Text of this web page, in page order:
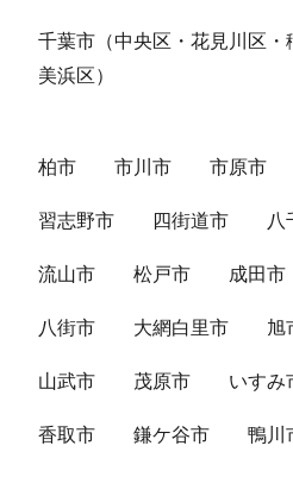
千葉市（中央区・花見川区・
美浜区）
柏市 市川市 市原市
習志野市 四街道市 八
流山市 松戸市 成田市
八街市 大網白里市 旭
山武市 茂原市 いすみ
香取市 鎌ケ谷市 鴨川